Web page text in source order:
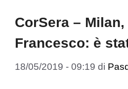
CorSera –
Francesco: è
18/05/2019 - 09:19 di